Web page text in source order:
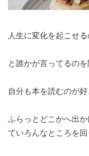
人生に変化を起こせ
と誰かが言ってるの
自分も本を読むのが
ふらっとどこかへ出
ていろんなところを回